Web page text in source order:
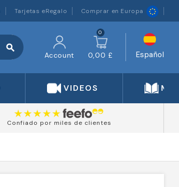
Tarjetas eRegalo Comprar en Europa
search
Account
0
0,00 £ Español
VIDEOS
Confiado por miles de clientes